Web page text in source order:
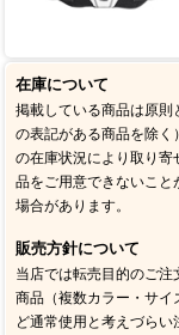
在庫について
掲載している商品は原
の表記がある商品を除
の在庫状況により取り
品をご用意できないこと
場合があります。
販売方針について
当店では転売目的のご
商品（複数カラー・サ
ど通常使用と考えづら